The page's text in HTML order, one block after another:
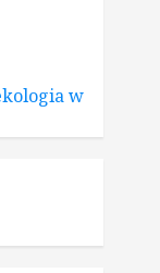
w